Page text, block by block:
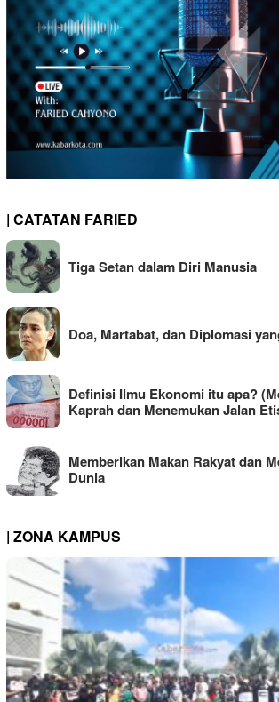
| CATATAN FARIED
Tiga Setan dalam Diri Manusia
Doa, Martabat, dan Diplomasi
Definisi Ilmu Ekonomi itu apa?
Kaprah dan Menemukan Jalan
Memberikan Makan Rakyat dan
Dunia
| ZONA KAMPUS